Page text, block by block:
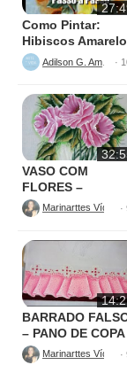
Como Pintar:
Hibiscos
·
VASO COM
FLORES –
PINTURAS
·
BARRADO
– PANO DE COPA
·